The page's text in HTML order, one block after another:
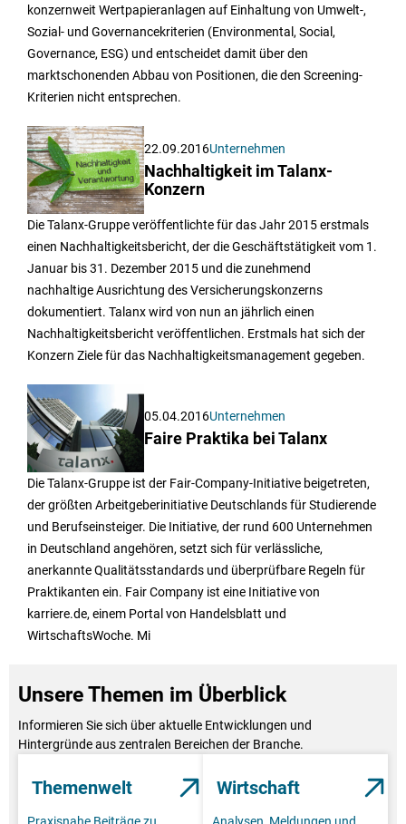
konzernweit Wertpapieranlagen auf Einhaltung von Umwelt-,
Sozial- und Governancekriterien (Environmental, Social,
Governance, ESG) und entscheidet damit über den
marktschonenden Abbau von Positionen, die den Screening-
Kriterien nicht entsprechen.
22.09.2016Unternehmen
Nachhaltigkeit im Talanx-
Konzern
Die Talanx-Gruppe veröffentlichte für das Jahr 2015 erstmals
einen Nachhaltigkeitsbericht, der die Geschäftstätigkeit vom 1.
Januar bis 31. Dezember 2015 und die zunehmend
nachhaltige Ausrichtung des Versicherungskonzerns
dokumentiert. Talanx wird von nun an jährlich einen
Nachhaltigkeitsbericht veröffentlichen. Erstmals hat sich der
Konzern Ziele für das Nachhaltigkeitsmanagement gegeben.
05.04.2016Unternehmen
Faire Praktika bei Talanx
Die Talanx-Gruppe ist der Fair-Company-Initiative beigetreten,
der größten Arbeitgeberinitiative Deutschlands für Studierende
und Berufseinsteiger. Die Initiative, der rund 600 Unternehmen
in Deutschland angehören, setzt sich für verlässliche,
anerkannte Qualitätsstandards und überprüfbare Regeln für
Praktikanten ein. Fair Company ist eine Initiative von
karriere.de, einem Portal von Handelsblatt und
WirtschaftsWoche. Mi
Unsere Themen im Überblick
Informieren Sie sich über aktuelle Entwicklungen und
Hintergründe aus zentralen Bereichen der Branche.
Themenwelt Wirtschaft